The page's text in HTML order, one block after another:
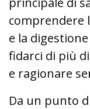
comprendere
e la
fidarci di più
e ragionare
Da un punto